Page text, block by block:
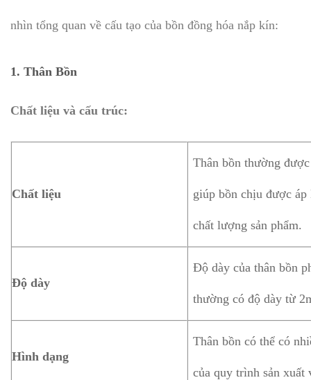
nhìn tổng quan về cấu tạo của bồn đồng hóa nắp kín:
1. Thân Bồn
Chất liệu và cấu trúc:
Chất liệu
Thân bồn thường
giúp bồn chịu được
chất lượng sản phẩm.
Độ dày
Độ dày của thân bồn
thường có độ dày từ
Hình dạng
Thân bồn có thể có
của quy trình sản xuất